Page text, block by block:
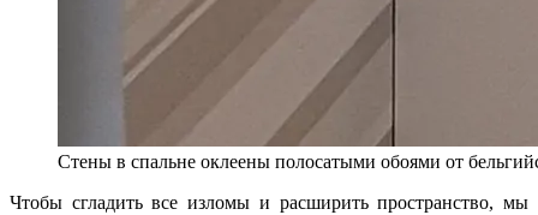
Стены в спальне оклеены полосатыми обоями от
Чтобы сгладить все изломы и расширить пространство, мы